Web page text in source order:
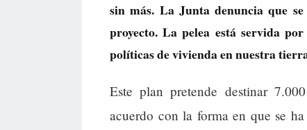
sin más. La Junta denuncia que
proyecto. La pelea está servida
políticas de vivienda en nuestra
Este plan pretende destinar
acuerdo con la forma en que se